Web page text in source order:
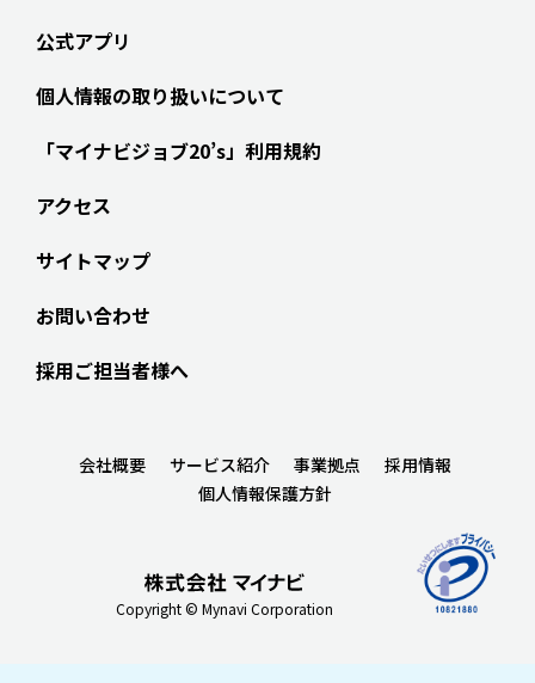
公式アプリ
個人情報の取り扱いについて
「マイナビジョブ20’s」利用規約
アクセス
サイトマップ
お問い合わせ
採用ご担当者様へ
Copyright © Mynavi Corporation
会社概要 サービス紹介 事業拠点
採用情報
個人情報保護方針